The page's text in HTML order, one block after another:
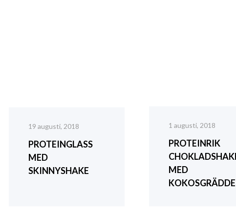
19 augusti, 2018
PROTEINGLASS
MED
SKINNYSHAKE
1 augusti, 2018
PROTEINRIK
MED
KOKOSGRÄDDE